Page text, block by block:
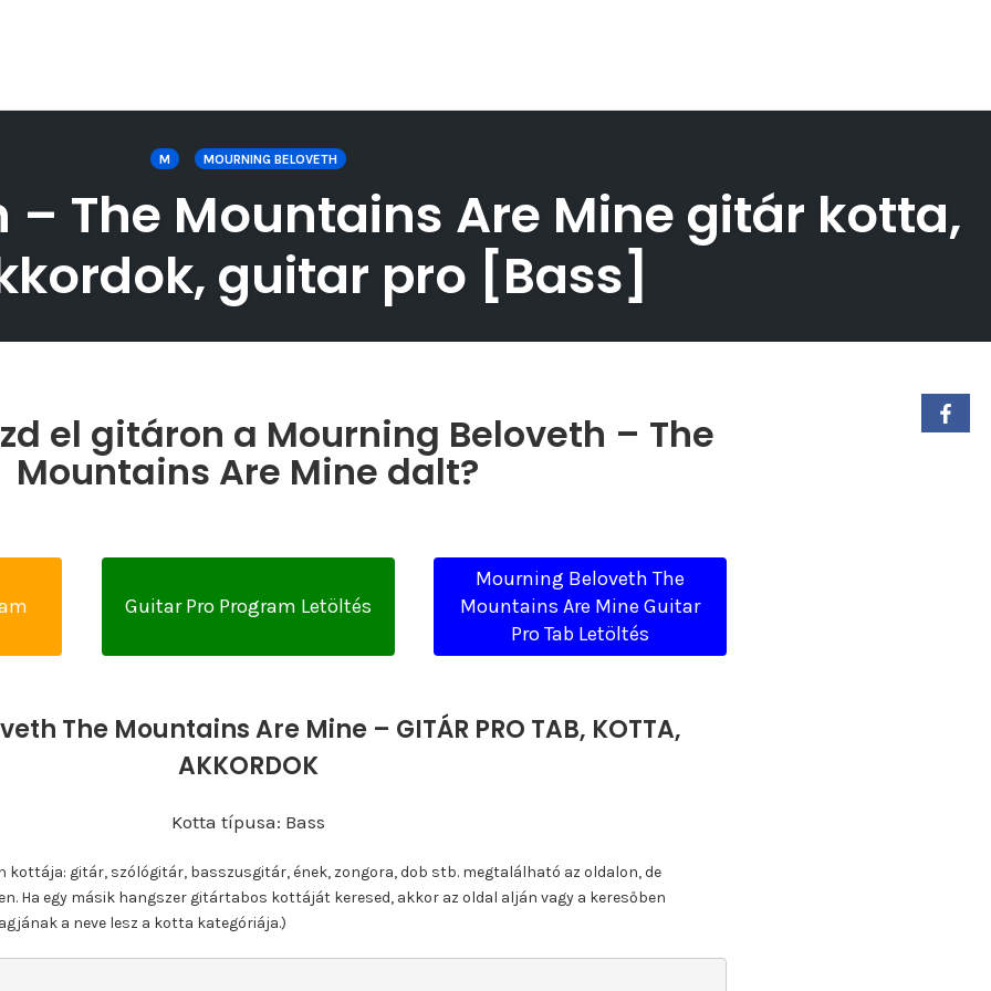
M MOURNING BELOVETH
The Mountains Are Mine gitár kotta,
guitar pro [Bass]
el gitáron a Mourning Beloveth – The
Mountains Are Mine dalt?
Guitar Pro Program Letöltés
Mourning Beloveth The
Mountains Are Mine Guitar
Pro Tab Letöltés
The Mountains Are Mine – GITÁR PRO TAB, KOTTA,
AKKORDOK
Kotta típusa: Bass
kottája: gitár, szólógitár, basszusgitár, ének, zongora, dob stb. megtalálható az oldalon, de
Ha egy másik hangszer gitártabos kottáját keresed, akkor az oldal alján vagy a keresőben
a neve lesz a kotta kategóriája.)